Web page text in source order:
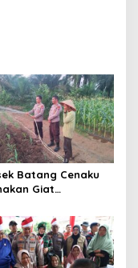
Batang Cenaku
Giat
Jagung
Aur Cina.